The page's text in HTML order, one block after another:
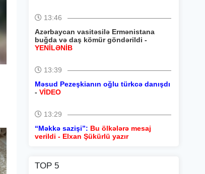
13:46
Azərbaycan vasitəsilə Ermənistana
buğda və daş kömür göndərildi -
YENİLƏNİB
13:39
Məsud Pezeşkianın oğlu türkcə danışdı
- VİDEO
13:29
“Məkkə sazişi”: Bu ölkələrə mesaj
verildi - Elxan Şükürlü yazır
TOP 5